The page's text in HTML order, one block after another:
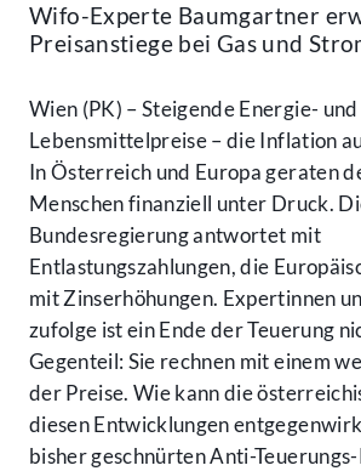
Wifo-Experte Baumgartner
Preisanstiege bei Gas und
Wien (PK) – Steigende Energie- und
Lebensmittelpreise – die Inflation
In Österreich und Europa geraten
Menschen finanziell unter Druck.
Bundesregierung antwortet mit
Entlastungszahlungen, die
mit Zinserhöhungen. Expertinnen
zufolge ist ein Ende der Teuerung
Gegenteil: Sie rechnen mit einem
der Preise. Wie kann die
diesen Entwicklungen
bisher geschnürten Anti-